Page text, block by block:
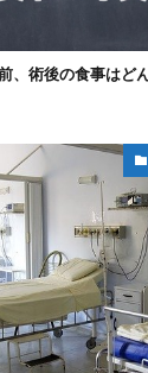
、術後の食事は